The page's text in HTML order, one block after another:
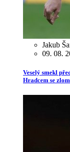
Jakub
09. 08.
Veselý smekl
Hradcem se